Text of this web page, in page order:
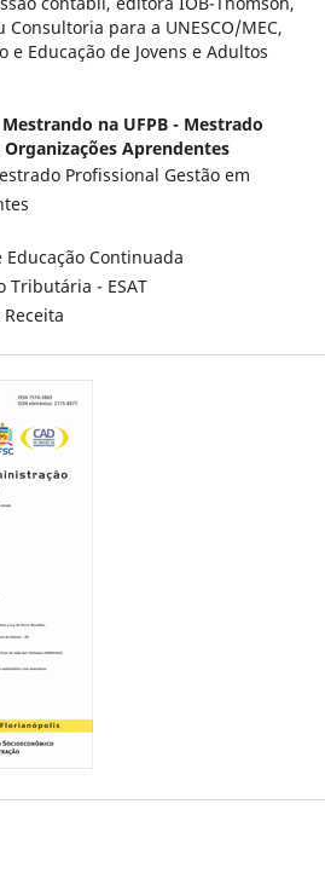
Consultoria para a UNESCO/MEC,
e Educação de Jovens e Adultos
Mestrando na UFPB - Mestrado
Aprendentes
Profissional Gestão em
Continuada
Tributária - ESAT